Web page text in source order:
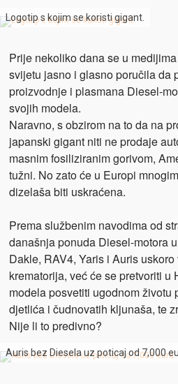
Logotip s kojim se koristi gigant.
Prije nekoliko dana se u
svijetu jasno i glasno poručila da
proizvodnje i plasmana Diesel-
svojih modela.
Naravno, s obzirom na to da na
japanski gigant niti ne prodaje
masnim fosiliziranim gorivom,
tužni. No zato će u Europi
dizelaša biti uskraćena.
Prema službenim navodima od
današnja ponuda Diesel-motora
Dakle, RAV4, Yaris i Auris
krematorija, već će se pretvoriti u
modela posvetiti ugodnom životu
djetlića i čudnovatih kljunaša, te
Nije li to predivno?
Auris bez Diesela uz poticaj od 7,000